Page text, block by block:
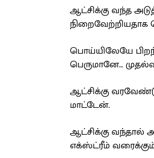
ஆட்சிக்கு வந்த
நிறைவேற்றியதாக
பொய்யிலேயே
பெருமானே…
ஆட்சிக்கு
மாட்டேன்.
ஆட்சிக்கு வந்தால்
எக்ஸ்ட்ரீம்